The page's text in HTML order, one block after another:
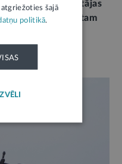
ceļu tīkls un stājas
kravas transportam
šajā
politikā.